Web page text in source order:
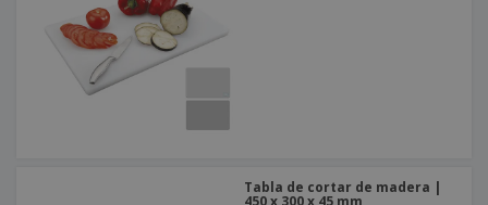
Tabla de cortar de madera |